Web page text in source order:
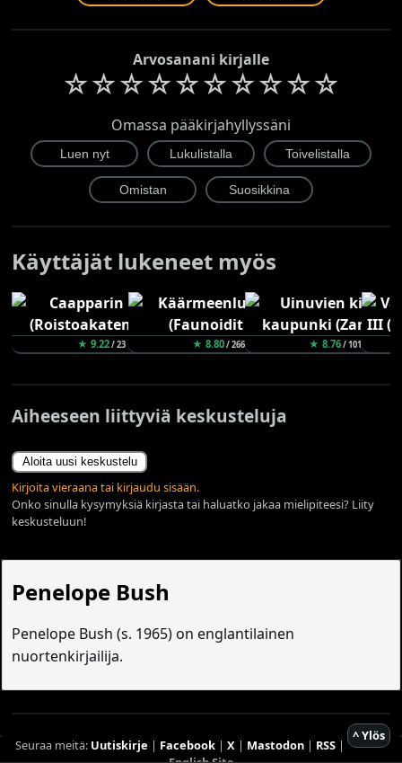
Arvosanani kirjalle
☆☆☆☆☆☆☆☆☆☆
Omassa pääkirjahyllyssäni
Käyttäjät lukeneet myös
★ 9.22/ 23 ★ 8.80/ 266 ★ 8.76/ 101
Aiheeseen liittyviä keskusteluja
Aloita uusi keskustelu
Kirjoita vieraana tai kirjaudu sisään.
Onko sinulla kysymyksiä kirjasta tai haluatko jakaa mielipiteesi? Liity
keskusteluun!
Penelope Bush
Penelope Bush (s. 1965) on englantilainen
nuortenkirjailija.
^ Ylös
Seuraa meitä: Uutiskirje | Facebook| X| Mastodon| RSS|